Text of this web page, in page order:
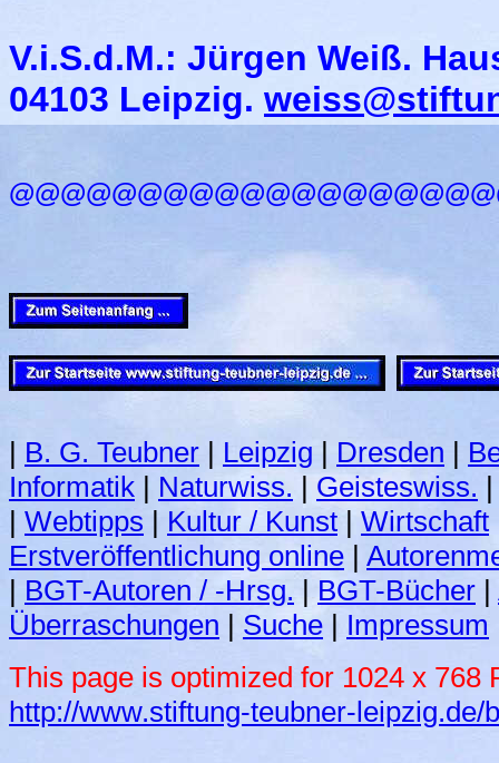
V.i.S.d.M.: Jürgen Weiß.
04103 Leipzig.
| B. G. Teubner | Leipzig | Dresden |
Informatik | Naturwiss. | Geisteswiss. |
| Webtipps | Kultur / Kunst | Wirtschaft
Erstveröffentlichung online |
| BGT-Autoren / -Hrsg. | BGT-Bücher |
Überraschungen | Suche | Impressum
This page is optimized for 1024 x 768
http://www.stiftung-teubner-